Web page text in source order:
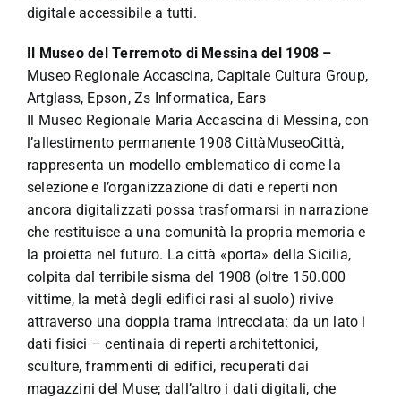
digitale accessibile a tutti.
Il Museo del Terremoto di Messina del 1908 –
Museo Regionale Accascina, Capitale Cultura Group,
Artglass, Epson, Zs Informatica, Ears
Il Museo Regionale Maria Accascina di Messina, con
l’allestimento permanente 1908 CittàMuseoCittà,
rappresenta un modello emblematico di come la
selezione e l’organizzazione di dati e reperti non
ancora digitalizzati possa trasformarsi in narrazione
che restituisce a una comunità la propria memoria e
la proietta nel futuro. La città «porta» della Sicilia,
colpita dal terribile sisma del 1908 (oltre 150.000
vittime, la metà degli edifici rasi al suolo) rivive
attraverso una doppia trama intrecciata: da un lato i
dati fisici – centinaia di reperti architettonici,
sculture, frammenti di edifici, recuperati dai
magazzini del Muse; dall’altro i dati digitali, che